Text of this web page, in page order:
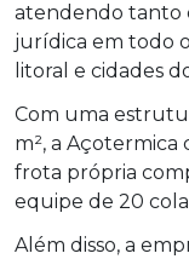
atendendo tanto
jurídica em todo
litoral e cidades
Com uma
m², a
frota própria
equipe de 20
Além disso, a